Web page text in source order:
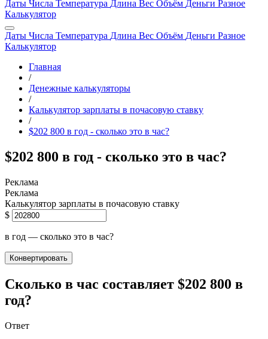
Даты Числа Температура Длина Вес Объём Деньги Разное
Калькулятор
Даты Числа Температура Длина Вес Объём Деньги Разное
Калькулятор
Главная
/
Денежные калькуляторы
/
Калькулятор зарплаты в почасовую ставку
/
$202 800 в год - сколько это в час?
$202 800 в год - сколько это в час?
Калькулятор зарплаты в почасовую ставку
$
в год — сколько это в час?
Конвертировать
Сколько в час составляет $202 800 в
год?
Ответ